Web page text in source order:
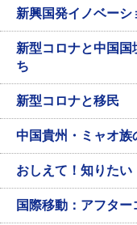
新興国発イノベーシ
新型コロナと中国
ち
新型コロナと移民
中国貴州・ミャオ族
おしえて！知りた
国際移動：アフタ